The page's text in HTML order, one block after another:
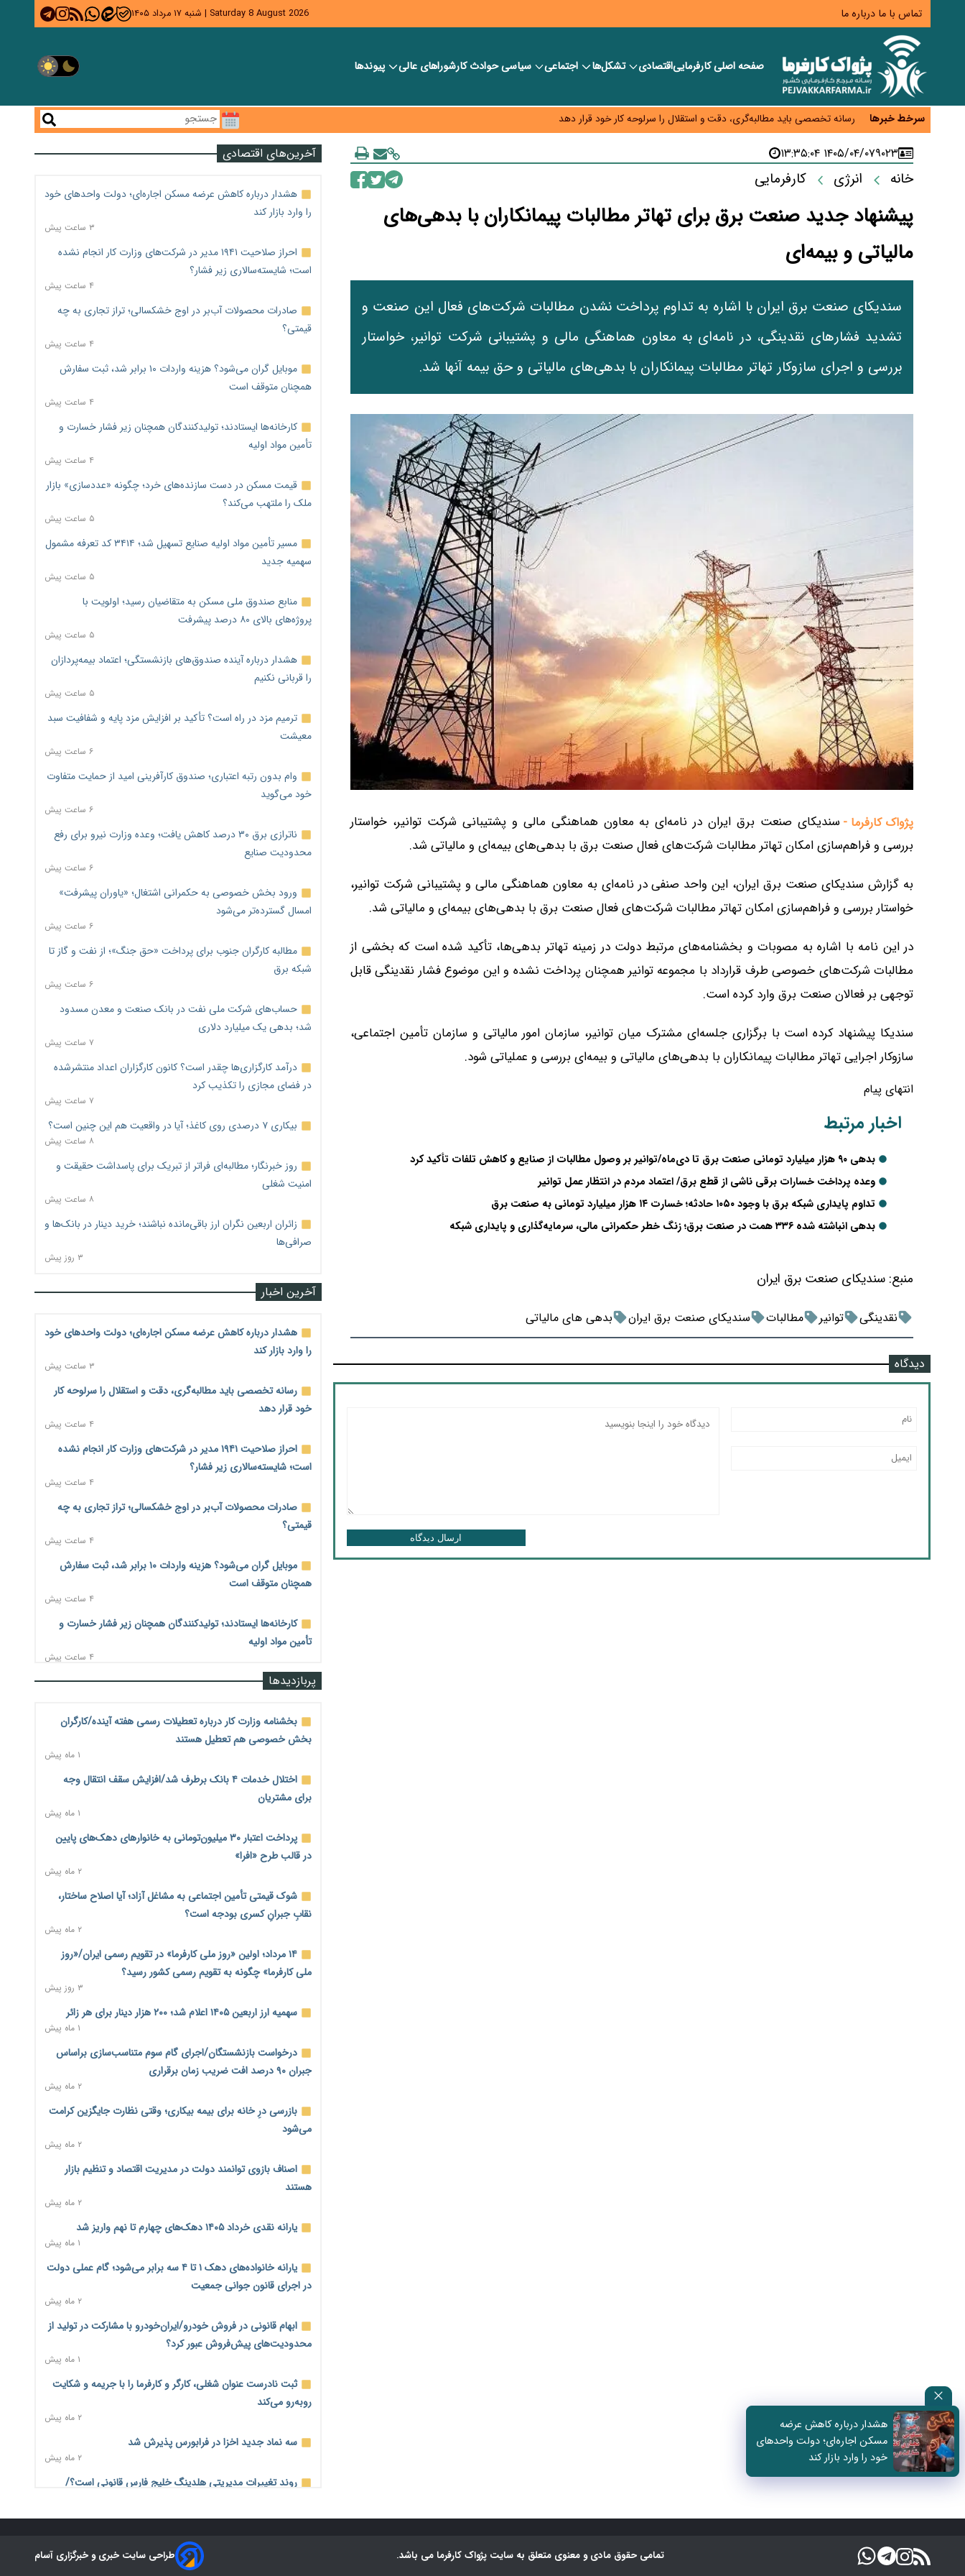
تماس با ما درباره ما Saturday 8 August 2026
| شنبه ۱۷ مرداد ۱۴۰۵
صفحه اصلیکارفرماییاقتصادی تشکل‌ها اجتماعی سیاسیحوادث کارشورا‎های عالی پیوندها
سرخط خبرها
هشدار درباره کاهش عرضه مسکن اجاره‌ای؛ دولت واحدهای خود را وارد بازار کند
رسانه تخصصی باید مطالبه‌گری، دقت و استقلال را سرلوحه کار خود قرار دهد
احراز صلاحیت ۱۹۴۱ مدیر در شرکت‌های وزارت کار انجام نشده است؛ شایسته‌سالاری زیر فشار؟
صادرات محصولات آب‌بر در اوج خشکسالی؛ تراز تجاری به چه قیمتی؟
موبایل گران می‌شود؟ هزینه واردات ۱۰ برابر شد، ثبت سفارش همچنان متوقف است
۹۰۲۳۱۴۰۵/۰۴/۰۷ ۱۳:۳۵:۰۴
خانه انرژی کارفرمایی
پیشنهاد جدید صنعت برق برای تهاتر مطالبات پیمانکاران با بدهی‌های
مالیاتی و بیمه‌ای
سندیکای صنعت برق ایران با اشاره به تداوم پرداخت نشدن مطالبات شرکت‌های فعال این صنعت و
تشدید فشارهای نقدینگی، در نامه‌ای به معاون هماهنگی مالی و پشتیبانی شرکت توانیر، خواستار
بررسی و اجرای سازوکار تهاتر مطالبات پیمانکاران با بدهی‌های مالیاتی و حق بیمه آنها شد.
پژواک کارفرما - سندیکای صنعت برق ایران در نامه‌ای به معاون هماهنگی مالی و پشتیبانی شرکت توانیر، خواستار
بررسی و فراهم‌سازی امکان تهاتر مطالبات شرکت‌های فعال صنعت برق با بدهی‌های بیمه‌ای و مالیاتی شد.
به گزارش سندیکای صنعت برق ایران، این واحد صنفی در نامه‌ای به معاون هماهنگی مالی و پشتیبانی شرکت توانیر،
خواستار بررسی و فراهم‌سازی امکان تهاتر مطالبات شرکت‌های فعال صنعت برق با بدهی‌های بیمه‌ای و مالیاتی شد.
در این نامه با اشاره به مصوبات و بخشنامه‌های مرتبط دولت در زمینه تهاتر بدهی‌ها، تأکید شده است که بخشی از
مطالبات شرکت‌های خصوصی طرف قرارداد با مجموعه توانیر همچنان پرداخت نشده و این موضوع فشار نقدینگی قابل
توجهی بر فعالان صنعت برق وارد کرده است.
سندیکا پیشنهاد کرده است با برگزاری جلسه‌ای مشترک میان توانیر، سازمان امور مالیاتی و سازمان تأمین اجتماعی،
سازوکار اجرایی تهاتر مطالبات پیمانکاران با بدهی‌های مالیاتی و بیمه‌ای بررسی و عملیاتی شود.
انتهای پیام
اخبار مرتبط
بدهی ۹۰ هزار میلیارد تومانی صنعت برق تا دی‌ماه/توانیر بر وصول مطالبات از صنایع و کاهش تلفات تأکید کرد
وعده پرداخت خسارات برقی ناشی از قطع برق/ اعتماد مردم در انتظار عمل توانیر
تداوم پایداری شبکه برق با وجود ۱۰۵۰ حادثه؛ خسارت ۱۴ هزار میلیارد تومانی به صنعت برق
بدهی انباشته شده ۳۳۶ همت در صنعت برق؛ زنگ خطر حکمرانی مالی، سرمایه‌گذاری و پایداری شبکه
منبع: سندیکای صنعت برق ایران
نقدینگی توانیر مطالبات سندیکای صنعت برق ایران بدهی های مالیاتی
دیدگاه
ارسال دیدگاه
آخرین‌های اقتصادی
هشدار درباره کاهش عرضه مسکن اجاره‌ای؛ دولت واحدهای خود
را وارد بازار کند
۳ ساعت پیش
احراز صلاحیت ۱۹۴۱ مدیر در شرکت‌های وزارت کار انجام نشده
است؛ شایسته‌سالاری زیر فشار؟
۴ ساعت پیش
صادرات محصولات آب‌بر در اوج خشکسالی؛ تراز تجاری به چه
قیمتی؟
۴ ساعت پیش
موبایل گران می‌شود؟ هزینه واردات ۱۰ برابر شد، ثبت سفارش
همچنان متوقف است
۴ ساعت پیش
کارخانه‌ها ایستادند؛ تولیدکنندگان همچنان زیر فشار خسارت و
تأمین مواد اولیه
۴ ساعت پیش
قیمت مسکن در دست سازنده‌های خرد؛ چگونه «عددسازی» بازار
ملک را ملتهب می‌کند؟
۵ ساعت پیش
مسیر تأمین مواد اولیه صنایع تسهیل شد؛ ۳۴۱۴ کد تعرفه مشمول
سهمیه جدید
۵ ساعت پیش
منابع صندوق ملی مسکن به متقاضیان رسید؛ اولویت با
پروژه‌های بالای ۸۰ درصد پیشرفت
۵ ساعت پیش
هشدار درباره آینده صندوق‌های بازنشستگی؛ اعتماد بیمه‌پردازان
را قربانی نکنیم
۵ ساعت پیش
ترمیم مزد در راه است؟ تأکید بر افزایش مزد پایه و شفافیت سبد
معیشت
۶ ساعت پیش
وام بدون رتبه اعتباری؛ صندوق کارآفرینی امید از حمایت متفاوت
خود می‌گوید
۶ ساعت پیش
ناترازی برق ۳۰ درصد کاهش یافت؛ وعده وزارت نیرو برای رفع
محدودیت صنایع
۶ ساعت پیش
ورود بخش خصوصی به حکمرانی اشتغال؛ «یاوران پیشرفت»
امسال گسترده‌تر می‌شود
۶ ساعت پیش
مطالبه کارگران جنوب برای پرداخت «حق جنگ»؛ از نفت و گاز تا
شبکه برق
۶ ساعت پیش
حساب‌های شرکت ملی نفت در بانک صنعت و معدن مسدود
شد؛ بدهی یک میلیارد دلاری
۷ ساعت پیش
درآمد کارگزاری‌ها چقدر است؟ کانون کارگزاران اعداد منتشرشده
در فضای مجازی را تکذیب کرد
۷ ساعت پیش
بیکاری ۷ درصدی روی کاغذ؛ آیا در واقعیت هم این چنین است؟
۸ ساعت پیش
روز خبرنگار؛ مطالبه‌ای فراتر از تبریک برای پاسداشت حقیقت و
امنیت شغلی
۸ ساعت پیش
زائران اربعین نگران ارز باقی‌مانده نباشند؛ خرید دینار در بانک‌ها و
صرافی‌ها
۳ روز پیش
آخرین اخبار
هشدار درباره کاهش عرضه مسکن اجاره‌ای؛ دولت واحدهای خود
را وارد بازار کند
۳ ساعت پیش
رسانه تخصصی باید مطالبه‌گری، دقت و استقلال را سرلوحه کار
خود قرار دهد
۴ ساعت پیش
احراز صلاحیت ۱۹۴۱ مدیر در شرکت‌های وزارت کار انجام نشده
است؛ شایسته‌سالاری زیر فشار؟
۴ ساعت پیش
صادرات محصولات آب‌بر در اوج خشکسالی؛ تراز تجاری به چه
قیمتی؟
۴ ساعت پیش
موبایل گران می‌شود؟ هزینه واردات ۱۰ برابر شد، ثبت سفارش
همچنان متوقف است
۴ ساعت پیش
کارخانه‌ها ایستادند؛ تولیدکنندگان همچنان زیر فشار خسارت و
تأمین مواد اولیه
۴ ساعت پیش
قیمت مسکن در دست سازنده‌های خرد؛ چگونه «عددسازی» بازار
۵ ساعت پیش
۵ ساعت پیش
منابع صندوق ملی مسکن به متقاضیان رسید؛ اولویت با
۵ ساعت پیش
هشدار درباره آینده صندوق‌های بازنشستگی؛ اعتماد بیمه‌پردازان
ترمیم مزد در راه است؟ تأکید بر افزایش مزد پایه و شفافیت سبد
۶ ساعت پیش
وام بدون رتبه اعتباری؛ صندوق کارآفرینی امید از حمایت متفاوت
ناترازی برق ۳۰ درصد کاهش یافت؛ وعده وزارت نیرو برای رفع
محدودیت صنایع
ورود بخش خصوصی به حکمرانی اشتغال؛ «یاوران پیشرفت»
امسال گسترده‌تر می‌شود
مطالبه کارگران جنوب برای پرداخت «حق جنگ»؛ از نفت و گاز تا
شبکه برق
حساب‌های شرکت ملی نفت در بانک صنعت و معدن مسدود
شد؛ بدهی یک میلیارد دلاری
درآمد کارگزاری‌ها چقدر است؟ کانون کارگزاران اعداد منتشرشده
در فضای مجازی را تکذیب کرد
بیکاری ۷ درصدی روی کاغذ؛ آیا در واقعیت هم این چنین است؟
روز خبرنگار؛ مطالبه‌ای فراتر از تبریک برای پاسداشت حقیقت و
امنیت شغلی
زائران اربعین نگران ارز باقی‌مانده نباشند؛ خرید دینار در بانک‌ها و
صرافی‌ها
جنگ کریدورها وارد فاز جدید شد؛ سرمایه‌گذاری ۳۴۵ میلیارد
۳ روز پیش
پربازدیدها
بخشنامه وزارت کار درباره تعطیلات رسمی هفته آینده/کارگران
بخش خصوصی هم تعطیل هستند
۱ ماه پیش
اختلال خدمات ۴ بانک برطرف شد/افزایش سقف انتقال وجه
برای مشتریان
۱ ماه پیش
پرداخت اعتبار ۳۰ میلیون‌تومانی به خانوارهای دهک‌های پایین
در قالب طرح «افرا»
۲ ماه پیش
شوک قیمتی تأمین اجتماعی به مشاغل آزاد؛ آیا اصلاح ساختار،
نقابِ جبرانِ کسری بودجه است؟
۲ ماه پیش
۱۴ مرداد؛ اولین «روز ملی کارفرما» در تقویم رسمی ایران/«روز
ملی کارفرما» چگونه به تقویم رسمی کشور رسید؟
۳ روز پیش
سهمیه ارز اربعین ۱۴۰۵ اعلام شد؛ ۲۰۰ هزار دینار برای هر زائر
۱ ماه پیش
درخواست بازنشستگان/اجرای گام سوم متناسب‌سازی براساس
جبران ۹۰ درصد افت ضریب زمان برقراری
۲ ماه پیش
بازرسی درِ خانه برای بیمه بیکاری؛ وقتی نظارت جایگزین کرامت
می‌شود
۲ ماه پیش
اصناف بازوی توانمند دولت در مدیریت اقتصاد و تنظیم بازار
هستند
۲ ماه پیش
یارانه نقدی خرداد ۱۴۰۵ دهک‌های چهارم تا نهم واریز شد
۱ ماه پیش
یارانه خانواده‌های دهک ۱ تا ۴ سه برابر می‌شود؛ گام عملی دولت
در اجرای قانون جوانی جمعیت
۲ ماه پیش
ابهام قانونی در فروش خودرو/ایران‌خودرو با مشارکت در تولید از
محدودیت‌های پیش‌فروش عبور کرد؟
۱ ماه پیش
ثبت نادرست عنوان شغلی، کارگر و کارفرما را با جریمه و شکایت
روبه‌رو می‌کند
۲ ماه پیش
سه نماد جدید اخزا در فرابورس پذیرش شد
۲ ماه پیش
روند تغییرات مدیریتی هلدینگ خلیج فارس قانونی است؟/
۱ ماه پیش
هشدار درباره «۴ درصد» مشاغل سخت و زیان‌آور/کارفرمایان
پرداخت را به بازنشستگی موکول نکنند
هشدار درباره کاهش عرضه
مسکن اجاره‌ای؛ دولت واحدهای
خود را وارد بازار کند
تمامی حقوق مادی و معنوی متعلق به سایت پژواک کارفرما می باشد. طراحی سایت خبری و خبرگزاری آسام